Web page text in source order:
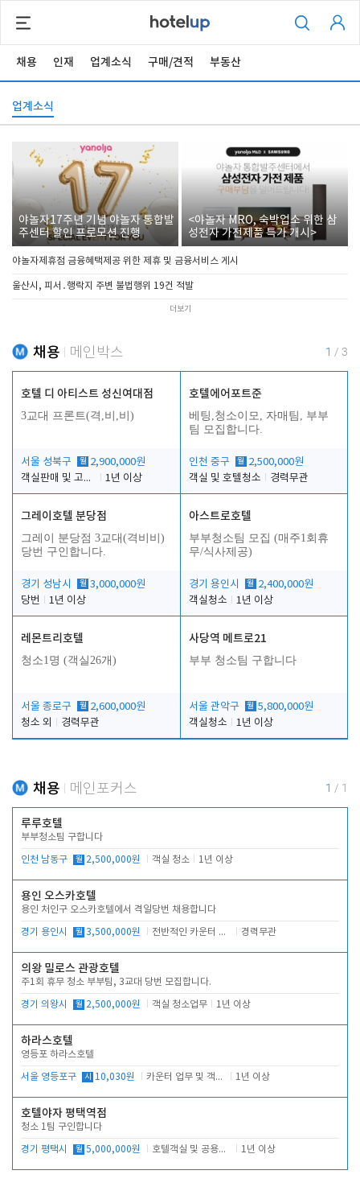
채용 인재 업계소식 구매/견적 부동산
업계소식
야놀자17주년 기념 야놀자 통합발
주센터 할인 프로모션 진행
<야놀자 MRO, 숙박업소 위한 삼
성전자 가전제품 특가 개시>
야놀자제휴점 금융혜택제공 위한 제휴 및 금융서비스 게시
울산시, 피서․행락지 주변 불법행위 19건 적발
더보기
채용 메인박스 1 / 3
호텔 디 아티스트 성신여대점
3교대 프론트(격,비,비)
서울 성북구 월 2,900,000원
객실판매 및 고객응대
1년 이상
호텔에어포트준
베팅,청소이모, 자매팀, 부부
팀 모집합니다.
인천 중구 월 2,500,000원
객실 및 호텔청소
경력무관
그레이호텔 분당점
그레이 분당점 3교대(격비비)
당번 구인합니다.
경기 성남시 월 3,000,000원
당번
1년 이상
아스트로호텔
부부청소팀 모집 (매주1회휴
무/식사제공)
경기 용인시 월 2,400,000원
객실청소
1년 이상
레몬트리호텔
청소1명 (객실26개)
서울 종로구 월 2,600,000원
청소 외
경력무관
사당역 메트로21
부부 청소팀 구합니다
서울 관악구 월 5,800,000원
객실청소
1년 이상
채용 메인포커스 1 / 1
루루호텔
부부청소팀 구합니다
인천 남동구 월 2,500,000원 객실 청소 1년 이상
용인 오스카호텔
용인 처인구 오스카호텔에서 격일당번 채용합니다
경기 용인시 월 3,500,000원 전반적인 카운터 업무 경력무관
의왕 밀로스 관광호텔
주1회 휴무 청소 부부팀, 3교대 당번 모집합니다.
경기 의왕시 월 2,500,000원 객실 청소업무 1년 이상
하라스호텔
영등포 하라스호텔
서울 영등포구 시 10,030원 카운터 업무 및 객실관리(청소상태 확인, 객실판매) 1년 이상
호텔야자 평택역점
청소 1팀 구인합니다
경기 평택시 월 5,000,000원 호텔객실 및 공용시설 청소 관리 1년 이상